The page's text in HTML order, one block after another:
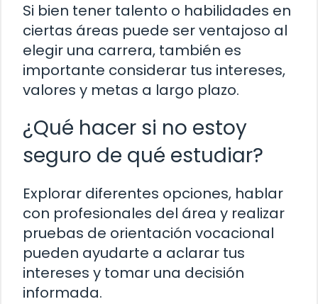
Si bien tener talento o habilidades en
ciertas áreas puede ser ventajoso al
elegir una carrera, también es
importante considerar tus intereses,
valores y metas a largo plazo.
¿Qué hacer si no estoy
seguro de qué estudiar?
Explorar diferentes opciones, hablar
con profesionales del área y realizar
pruebas de orientación vocacional
pueden ayudarte a aclarar tus
intereses y tomar una decisión
informada.